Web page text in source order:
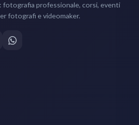
fotografia professionale, corsi, eventi
fotografi e videomaker.